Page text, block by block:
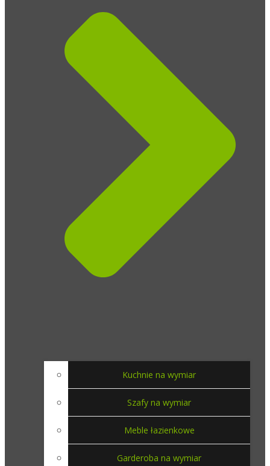
Kuchnie na wymiar
Szafy na wymiar
Meble łazienkowe
Garderoba na wymiar